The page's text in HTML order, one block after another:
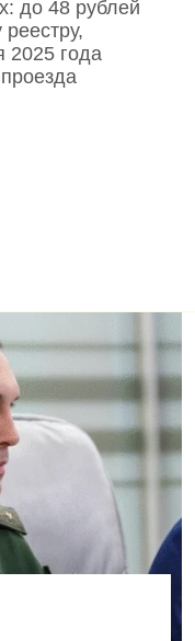
до 48 рублей
2025 года